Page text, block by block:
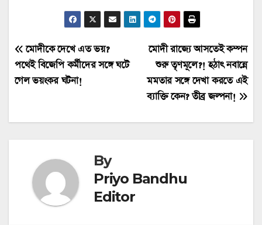
Post
navigation
মোদী রাজ্যে আসতেই কম্পন
শুরু তৃণমূলে?! হঠাৎ নবান্নে
মমতার সঙ্গে দেখা করতে এই
ব্যাক্তি কেন? তীব্র জল্পনা!
মোদীকে দেখে এত ভয়?
পথেই বিজেপি কর্মীদের সঙ্গে ঘটে
গেল ভয়ংকর ঘটনা!
By
Priyo Bandhu
Editor